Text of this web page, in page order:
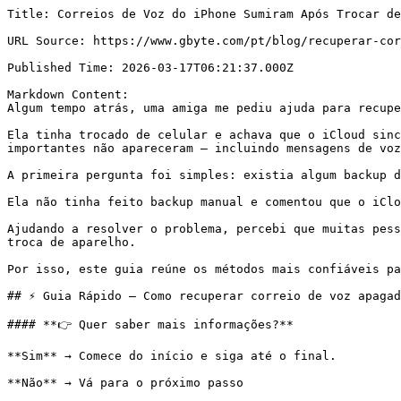
Title: Correios de Voz do iPhone Sumiram Após Trocar de Celular? Veja 5 Métodos sobre Como Recuperar

URL Source: https://www.gbyte.com/pt/blog/recuperar-correio-voz-iphone

Published Time: 2026-03-17T06:21:37.000Z

Markdown Content:
Algum tempo atrás, uma amiga me pediu ajuda para recuperar algumas mensagens de voz do iPhone.

Ela tinha trocado de celular e achava que o iCloud sincronizaria tudo automaticamente. Mas, depois de configurar o novo aparelho, percebeu que vários arquivos importantes não apareceram — incluindo mensagens de voz que usava para registrar informações de trabalho.

A primeira pergunta foi simples: existia algum backup do iPhone?

Ela não tinha feito backup manual e comentou que o iCloud estava quase cheio, então desconfiava que a sincronização não tinha sido concluída corretamente.

Ajudando a resolver o problema, percebi que muitas pessoas ainda não sabem como recuperar mensagens de voz do iPhone quando algo dá errado com o iCloud ou durante a troca de aparelho.

Por isso, este guia reúne os métodos mais confiáveis para tentar recuperar mensagens de voz apagadas ou que desapareceram depois de trocar de dispositivo.

## ⚡ Guia Rápido — Como recuperar correio de voz apagado no iPhone

#### **👉 Quer saber mais informações?**

**Sim** → Comece do início e siga até o final.

**Não** → Vá para o próximo passo

#### **👉 Você já verificou a pasta “Correios de Voz Apagados” no iPhone?**

**Sim** → Método 1

**Não** → Vá para o próximo passo

#### **👉 A mensagem foi apagada recentemente?**

**Sim** → Método 1

**Não / Não tenho certeza** → Continue

#### **👉 Você tem backup no iCloud ativado?**

**Sim** → Método 2

**Não** → Próximo passo

#### **👉 Você aceita apagar os dados atuais do iPhone para recuperar os antigos?**

**Sim** → Método 2

**Não** → Continue

#### **👉 Você já fez backup no computador (Finder ou iTunes)?**

**Sim** → Método 3

**Não** → Próximo passo

#### **👉 O voicemail sumiu completamente e você não tem backup?**

**Sim** → Método 4

**Não** → Tente os métodos acima primeiro

#### **👉 A exclusão foi recente ou você trocou de chip/iPhone?**

**Sim** → Método 5

**Não** → A recuperação pode ser mais limitada

## O iCloud cheio pode afetar o correio de voz do iPhone?

Na maioria dos casos, **não diretamente**.

O correio de voz do iPhone geralmente **não é armazenado no iCloud**, mas sim nos servidores da operadora. O iPhone apenas baixa essas mensagens para que possam ser reproduzidas no aparelho.

Por isso, mesmo que o armazenamento do iCloud esteja cheio, isso normalmente **não faz com que as mensagens de voz desapareçam automaticamente**.

No entanto, o iCloud cheio pode afetar **o backup do iPhone**. Se o backup automático falhar por falta de espaço, alguns dados do dispositivo podem não ser salvos corretamente.

Em situações como troca de aparelho ou restauração do sistema, isso pode fazer com que certas informações — incluindo voicemails que estavam no dispositivo — não apareçam no novo iPhone.

## Outros Motivos que Podem Fazer o Voicemail do iPhone Desaparecer

Na prática, existem vários fatores que podem fazer com que **mensagens de voz do iPhone desapareçam**. Nem sempre o problema está relacionado ao iCloud:

*   **Exclusão acidental das mensagens** ao gerenciar o correio de voz no aplicativo Telefone.

*   **Limpeza automática feita pela operadora**, já que alguns voicemails ficam disponíveis apenas por um período limitado no servidor.

*   **Troca de SIM card ou mudança de operadora**, o que pode impedir que as mensagens antigas sejam sincronizadas novamente.

*   **Problemas temporários de rede**, que podem impedir o carregamento da lista de voicemails no iPhone.

*   **Falhas de sincronização após trocar de celular**, especialmente quando a configuração do novo dispositivo não é concluída corretamente.

## Método 1 — Restaurar pela pasta de voicemails apagados

> **Quando esse método funciona melhor:**
> 
> 
> *   A mensagem de voz foi **apagada recentemente**.
> 
> *   A pasta **Mensagens Apagadas** ainda não foi esvaziada.
> 
> *   O usuário quer recuperar apenas **uma ou algumas mensagens específicas** sem restaurar todo o sistema.

### **Exemplo usando um iPhone 14:**

1.   Abra o aplicativo **Telefone** no iPhone.

2.   Toque no ícone de **três linhas** no canto superior da tela para abrir o menu.

3.   Selecione **Correio de Voz**(se utilizar formato Clássico, encontre diretamente na tela inferior)

4.   Entre na opção **Correios de Voz Apagados**.

5.   Toque no voicemail que deseja recuperar.

6.   Em seguida, toque no **ícone da lixeira** para restaurar a mensagem.

Depois de restaurada, a mensagem voltará para a lista principal de voicemails e poderá ser reproduzida normalmente.

![Image 1: voicemail-apagados.webp](https://resource.gbyte.com/20260317/large/voicemail-apagados.webp)

## Método 2 — Restaurar usando um backup do iCloud

> **Quando esse método funciona melhor:**
> 
> 
> *   Existe **um backup do iCloud criado antes da exclusão das mensagens**.
> 
> *   O usuário deseja recuperar **dados antigos do dispositivo**, não apenas um único voicemail.
> 
> *   O backup contém **as informações que ainda não foram substituídas por novos dados**.

Se o iPhone possui **backup automático do iCloud ativado**, também é possível tentar recuperar mensagens de voz